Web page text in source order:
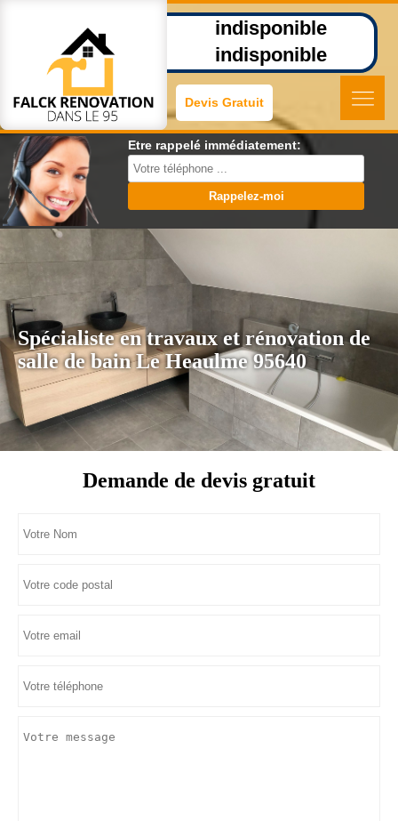
indisponible
indisponible
Devis Gratuit
Etre rappelé immédiatement:
Spécialiste en travaux et rénovation de
salle de bain Le Heaulme 95640
Demande de devis gratuit